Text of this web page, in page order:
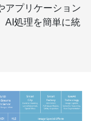
アプリケーション
AI処理を簡単に統